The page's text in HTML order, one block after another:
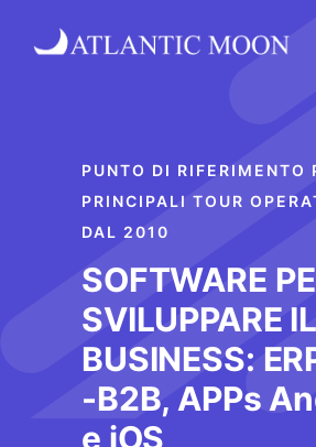
PUNTO DI RIFERIMENTO
PRINCIPALI TOUR
DAL 2010
SOFTWARE
SVILUPPARE IL
BUSINESS:
-B2B, APPs
e iOS